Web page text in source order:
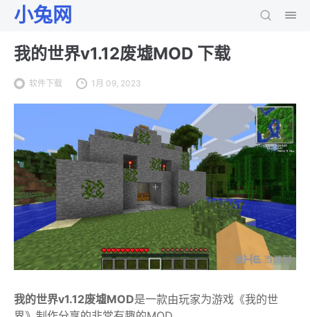
小兔网
我的世界v1.12废墟MOD 下载
软件下载 1月 09, 2023
我的世界v1.12废墟MOD是一款由玩家为游戏《我的世